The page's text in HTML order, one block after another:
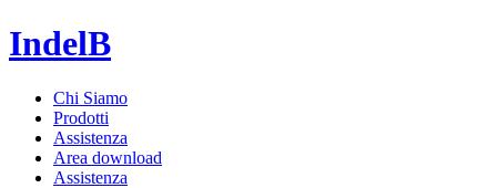
IndelB
Chi Siamo
Prodotti
Assistenza
Area download
Assistenza